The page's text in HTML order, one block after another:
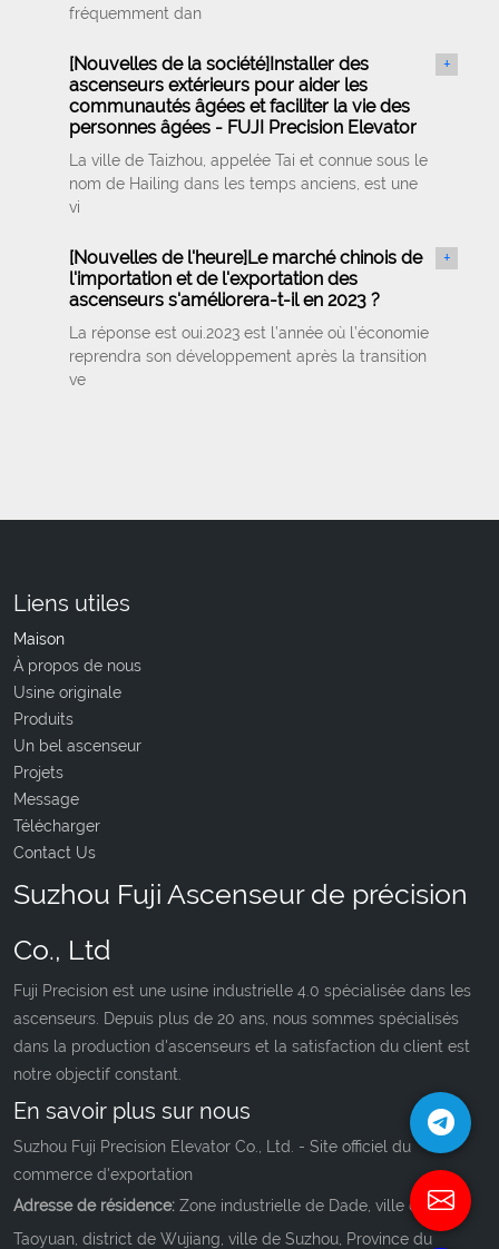
fréquemment dan
[Nouvelles de la société]Installer des
ascenseurs extérieurs pour aider les
communautés âgées et faciliter la vie des
personnes âgées - FUJI Precision Elevator
La ville de Taizhou, appelée Tai et connue sous le
nom de Hailing dans les temps anciens, est une
vi
+
[Nouvelles de l'heure]Le marché chinois de
l'importation et de l'exportation des
ascenseurs s'améliorera-t-il en 2023 ?
La réponse est oui.2023 est l’année où l’économie
reprendra son développement après la transition
ve
+
Liens utiles
Maison
À propos de nous
Usine originale
Produits
Un bel ascenseur
Projets
Message
Télécharger
Contact Us
Suzhou Fuji Ascenseur de précision
Co., Ltd
Fuji Precision est une usine industrielle 4.0 spécialisée dans les
ascenseurs. Depuis plus de 20 ans, nous sommes spécialisés
dans la production d'ascenseurs et la satisfaction du client est
notre objectif constant.
En savoir plus sur nous
Suzhou Fuji Precision Elevator Co., Ltd. - Site officiel du
commerce d'exportation
Adresse de résidence: Zone industrielle de Dade, ville de
Taoyuan, district de Wujiang, ville de Suzhou, Province du